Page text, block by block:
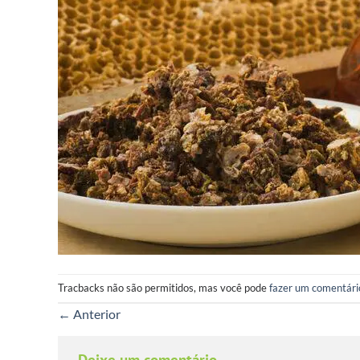
Tracbacks não são permitidos, mas você podefazer um
← Anterior